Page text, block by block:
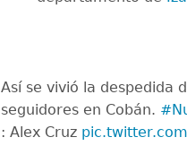
Así se vivió la despedida
seguidores en Cobán.
: Alex Cruz